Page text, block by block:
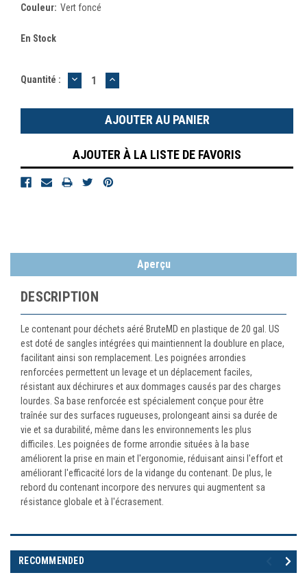
Couleur: Vert foncé
En Stock
Quantité : DIMINUER
LA
:
AUGMENTER
LA
:
AJOUTER À LA LISTE DE FAVORIS
Aperçu
DESCRIPTION
Le contenant pour déchets aéré BruteMD en plastique de 20 gal. US
est doté de sangles intégrées qui maintiennent la doublure en place,
facilitant ainsi son remplacement. Les poignées arrondies
renforcées permettent un levage et un déplacement faciles,
résistant aux déchirures et aux dommages causés par des charges
lourdes. Sa base renforcée est spécialement conçue pour être
traînée sur des surfaces rugueuses, prolongeant ainsi sa durée de
vie et sa durabilité, même dans les environnements les plus
difficiles. Les poignées de forme arrondie situées à la base
améliorent la prise en main et l'ergonomie, réduisant ainsi l'effort et
améliorant l'efficacité lors de la vidange du contenant. De plus, le
rebord du contenant incorpore des nervures qui augmentent sa
résistance globale et à l'écrasement.
RECOMMENDED